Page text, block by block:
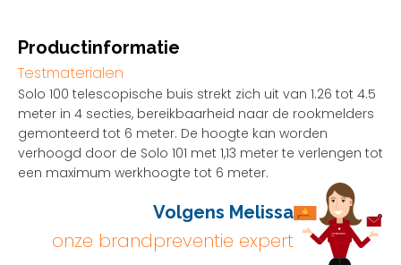
Productinformatie
Testmaterialen
Solo 100 telescopische buis strekt zich uit van 1.26 tot 4.5
meter in 4 secties, bereikbaarheid naar de rookmelders
gemonteerd tot 6 meter. De hoogte kan worden
verhoogd door de Solo 101 met 1,13 meter te verlengen tot
een maximum werkhoogte tot 6 meter.
Volgens Melissa
onze brandpreventie expert